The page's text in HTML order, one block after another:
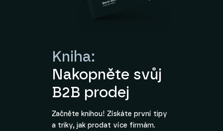
Kniha:
Nakopněte svůj
B2B prodej
Začněte knihou! Získáte první tipy
a triky, jak prodat více firmám.